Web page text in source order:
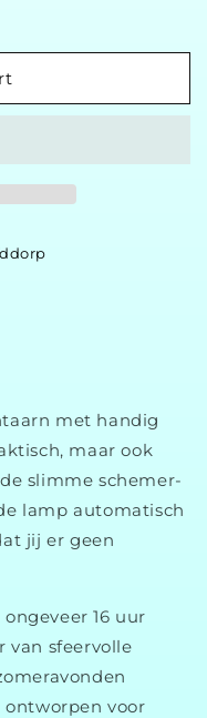
met handig
maarook
de slimmeschemer-
lamp automatisch
jijergeen
ongeveer16 uur
van sfeervolle
ontworpenvoor